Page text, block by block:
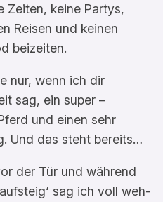
Zeiten, keine Partys,
Reisen und keinen
beizeiten.
nur, wenn ich dir
sag, ein super –
und einen sehr
Und das steht bereits…
der Tür und während
sag ich voll weh-